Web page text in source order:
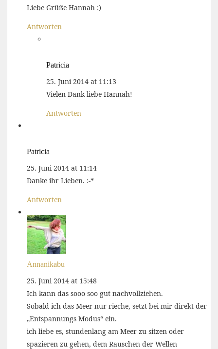
Liebe Grüße Hannah :)
Antworten
Patricia
25. Juni 2014 at 11:13
Vielen Dank liebe Hannah!
Antworten
Patricia
25. Juni 2014 at 11:14
Danke ihr Lieben. :-*
Antworten
Annanikabu
25. Juni 2014 at 15:48
Ich kann das sooo soo gut nachvollziehen.
Sobald ich das Meer nur rieche, setzt bei mir direkt der
„Entspannungs Modus“ ein.
ich liebe es, stundenlang am Meer zu sitzen oder
spazieren zu gehen, dem Rauschen der Wellen